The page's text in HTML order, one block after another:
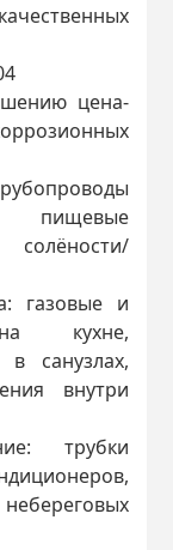
цена-
пищевые
газовые и
кухне,
санузлах,
внутри
трубки